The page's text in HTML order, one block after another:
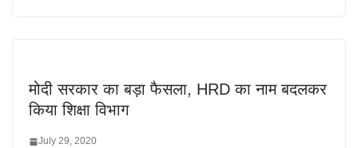
मोदी सरकार का बड़ा फैसला, HRD का नाम बदलकर
किया शिक्षा विभाग
July 29, 2020